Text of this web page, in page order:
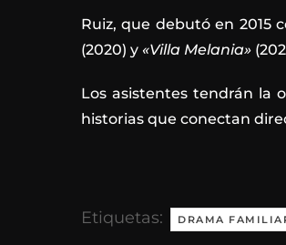
Ruiz, que debutó en 2015
(2020) y «Villa Melania»
Los asistentes tendrán la
historias que conectan
Etiquetas: DRAMA